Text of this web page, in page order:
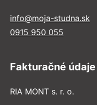
info@moja-studna.sk
0915 950 055
Fakturačné údaje
RIA MONT s. r. o.